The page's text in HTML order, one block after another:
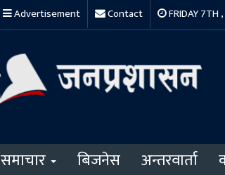
Advertisement Contact FRIDAY 7TH
समाचार बिजनेस अन्तरवार्ता